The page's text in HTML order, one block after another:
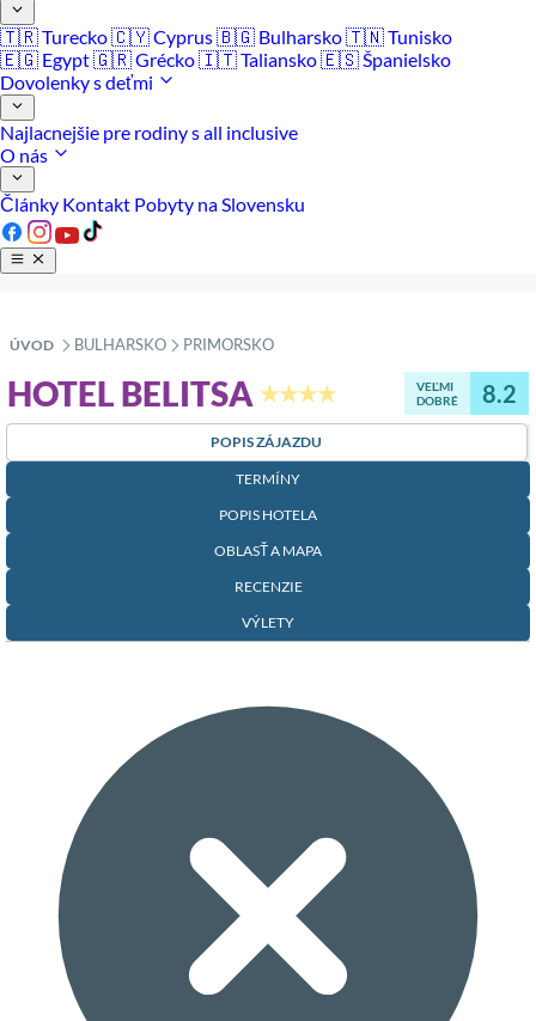
🇹🇷 Turecko🇨🇾 Cyprus🇧🇬 Bulharsko🇹🇳 Tunisko
🇪🇬 Egypt🇬🇷 Grécko🇮🇹 Taliansko🇪🇸 Španielsko
Dovolenky s deťmi
Najlacnejšie pre rodiny s all inclusive
O nás
Články Kontakt Pobyty na Slovensku
ÚVOD »
BULHARSKO »
PRIMORSKO
HOTEL BELITSA ★★★★
VEĽMI
DOBRÉ
8.2
POPIS ZÁJAZDU
TERMÍNY
POPIS HOTELA
OBLASŤ A MAPA
RECENZIE
VÝLETY